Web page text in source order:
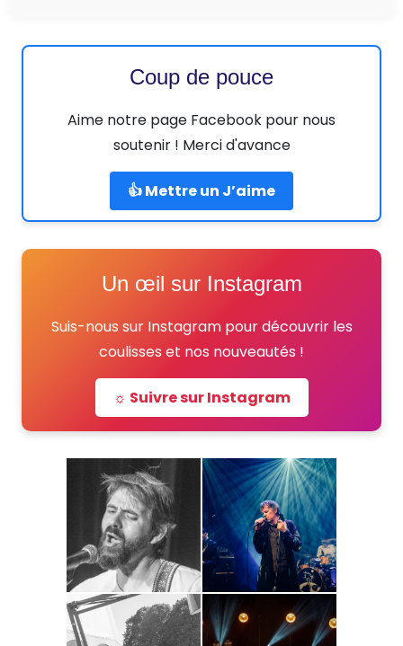
Coup de pouce
Aime notre page Facebook pour nous
soutenir ! Merci d'avance
👍 Mettre un J’aime
Un œil sur Instagram
Suis-nous sur Instagram pour découvrir les
coulisses et nos nouveautés !
☼ Suivre sur Instagram